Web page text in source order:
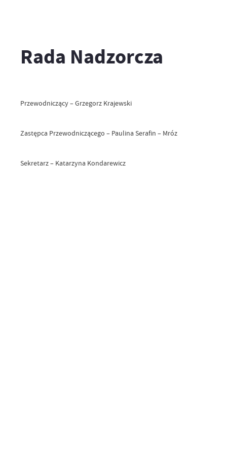
Rada Nadzorcza
Przewodniczący – Grzegorz Krajewski
Zastępca Przewodniczącego – Paulina Serafin – Mróz
Sekretarz – Katarzyna Kondarewicz